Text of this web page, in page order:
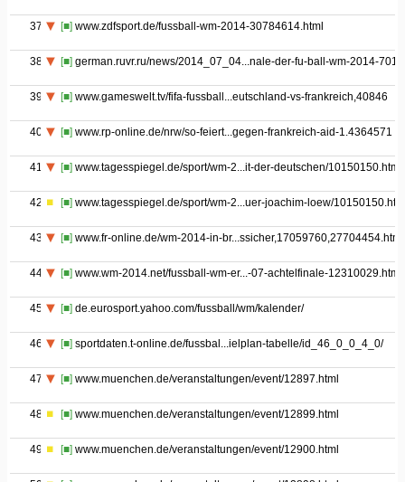
37 [■] www.zdfsport.de/fussball-wm-2014-30784614.html
38 [■] german.ruvr.ru/news/2014_07_04...nale-der-fu-ball-wm-2014-
39 [■] www.gameswelt.tv/fifa-fussball...eutschland-vs-frankreich,40846
40 [■] www.rp-online.de/nrw/so-feiert...gegen-frankreich-aid-1.4364571
41 [■] www.tagesspiegel.de/sport/wm-2...it-der-deutschen/10150150.html
42 [■] www.tagesspiegel.de/sport/wm-2...uer-joachim-loew/
43 [■] www.fr-online.de/wm-2014-in-br...ssicher,17059760,27704454.html
44 [■] www.wm-2014.net/fussball-wm-er...-07-achtelfinale-12310029.html
45 [■] de.eurosport.yahoo.com/fussball/wm/kalender/
46 [■] sportdaten.t-online.de/fussbal...ielplan-tabelle/id_46_0_0_4_0/
47 [■] www.muenchen.de/veranstaltungen/event/12897.html
48 [■] www.muenchen.de/veranstaltungen/event/12899.html
49 [■] www.muenchen.de/veranstaltungen/event/12900.html